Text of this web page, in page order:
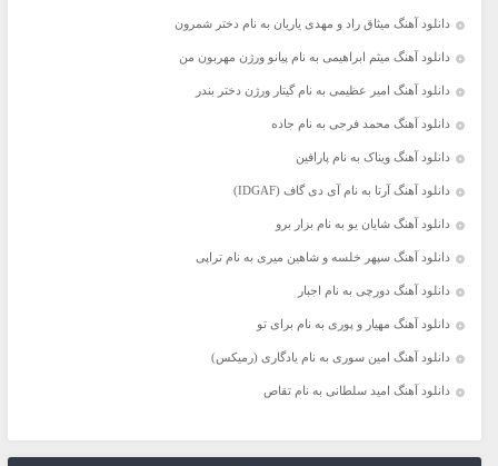
دانلود آهنگ میثاق راد و مهدی یاریان به نام دختر شمرون
دانلود آهنگ میثم ابراهیمی به نام پیانو ورژن مهربون من
دانلود آهنگ امیر عظیمی به نام گیتار ورژن دختر بندر
دانلود آهنگ محمد فرجی به نام جاده
دانلود آهنگ ویناک به نام پارافین
دانلود آهنگ آرتا به نام آی دی گاف (IDGAF)
دانلود آهنگ شایان یو به نام بزار برو
دانلود آهنگ سپهر خلسه و شاهین میری به نام تراپی
دانلود آهنگ دورچی به نام اجبار
دانلود آهنگ مهیار و پوری به نام برای تو
دانلود آهنگ امین سوری به نام یادگاری (رمیکس)
دانلود آهنگ امید سلطانی به نام تقاص